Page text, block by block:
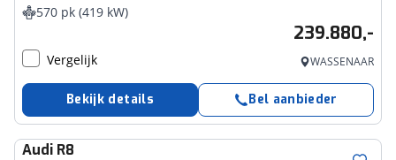
570 pk (419 kW)
239.880,-
Vergelijk WASSENAAR
Bekijk details Bel aanbieder
Audi R8